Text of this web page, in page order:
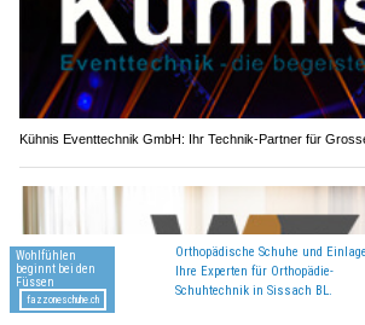
Kühnis Eventtechnik GmbH: Ihr Technik-Partner für